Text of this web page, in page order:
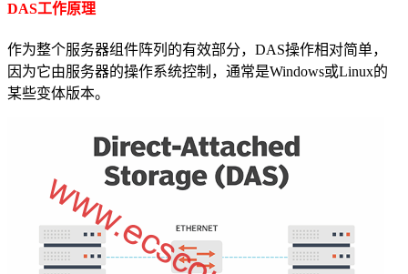
DAS工作原理
作为整个服务器组件阵列的有效部分，DAS操作相对简单，
因为它由服务器的操作系统控制，通常是Windows或Linux的
某些变体版本。